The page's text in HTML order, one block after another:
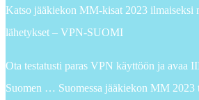
Katso jääkiekon MM-kisat 2023 ilmaiseksi
lähetykset – VPN-SUOMI
Ota testatusti paras VPN käyttöön ja avaa
Suomen … Suomessa jääkiekon MM 2023